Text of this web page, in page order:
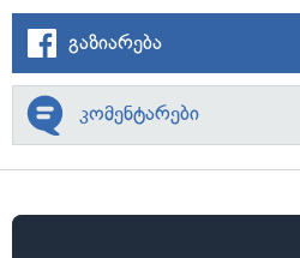
გაზიარება
კომენტარები